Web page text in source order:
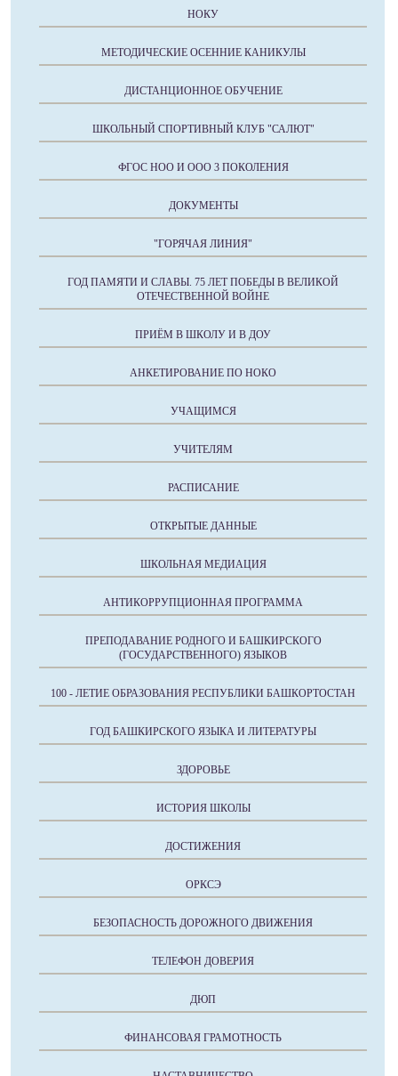
НОКУ
МЕТОДИЧЕСКИЕ ОСЕННИЕ КАНИКУЛЫ
ДИСТАНЦИОННОЕ ОБУЧЕНИЕ
ШКОЛЬНЫЙ СПОРТИВНЫЙ КЛУБ "САЛЮТ"
ФГОС НОО И ООО 3 ПОКОЛЕНИЯ
ДОКУМЕНТЫ
"ГОРЯЧАЯ ЛИНИЯ"
ГОД ПАМЯТИ И СЛАВЫ. 75 ЛЕТ ПОБЕДЫ В ВЕЛИКОЙ
ОТЕЧЕСТВЕННОЙ ВОЙНЕ
ПРИЁМ В ШКОЛУ И В ДОУ
АНКЕТИРОВАНИЕ ПО НОКО
УЧАЩИМСЯ
УЧИТЕЛЯМ
РАСПИСАНИЕ
ОТКРЫТЫЕ ДАННЫЕ
ШКОЛЬНАЯ МЕДИАЦИЯ
АНТИКОРРУПЦИОННАЯ ПРОГРАММА
ПРЕПОДАВАНИЕ РОДНОГО И БАШКИРСКОГО
(ГОСУДАРСТВЕННОГО) ЯЗЫКОВ
100 - ЛЕТИЕ ОБРАЗОВАНИЯ РЕСПУБЛИКИ БАШКОРТОСТАН
ГОД БАШКИРСКОГО ЯЗЫКА И ЛИТЕРАТУРЫ
ЗДОРОВЬЕ
ИСТОРИЯ ШКОЛЫ
ДОСТИЖЕНИЯ
ОРКСЭ
БЕЗОПАСНОСТЬ ДОРОЖНОГО ДВИЖЕНИЯ
ТЕЛЕФОН ДОВЕРИЯ
ДЮП
ФИНАНСОВАЯ ГРАМОТНОСТЬ